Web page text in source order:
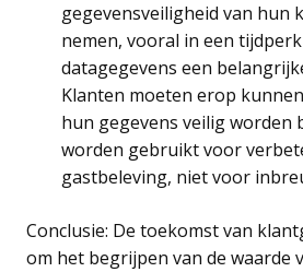
gegevensveiligheid van hun
nemen, vooral in een
datagegevens een
Klanten moeten erop
hun gegevens veilig worden
worden gebruikt voor
gastbeleving, niet voor
Conclusie: De toekomst van
om het begrijpen van de waarde